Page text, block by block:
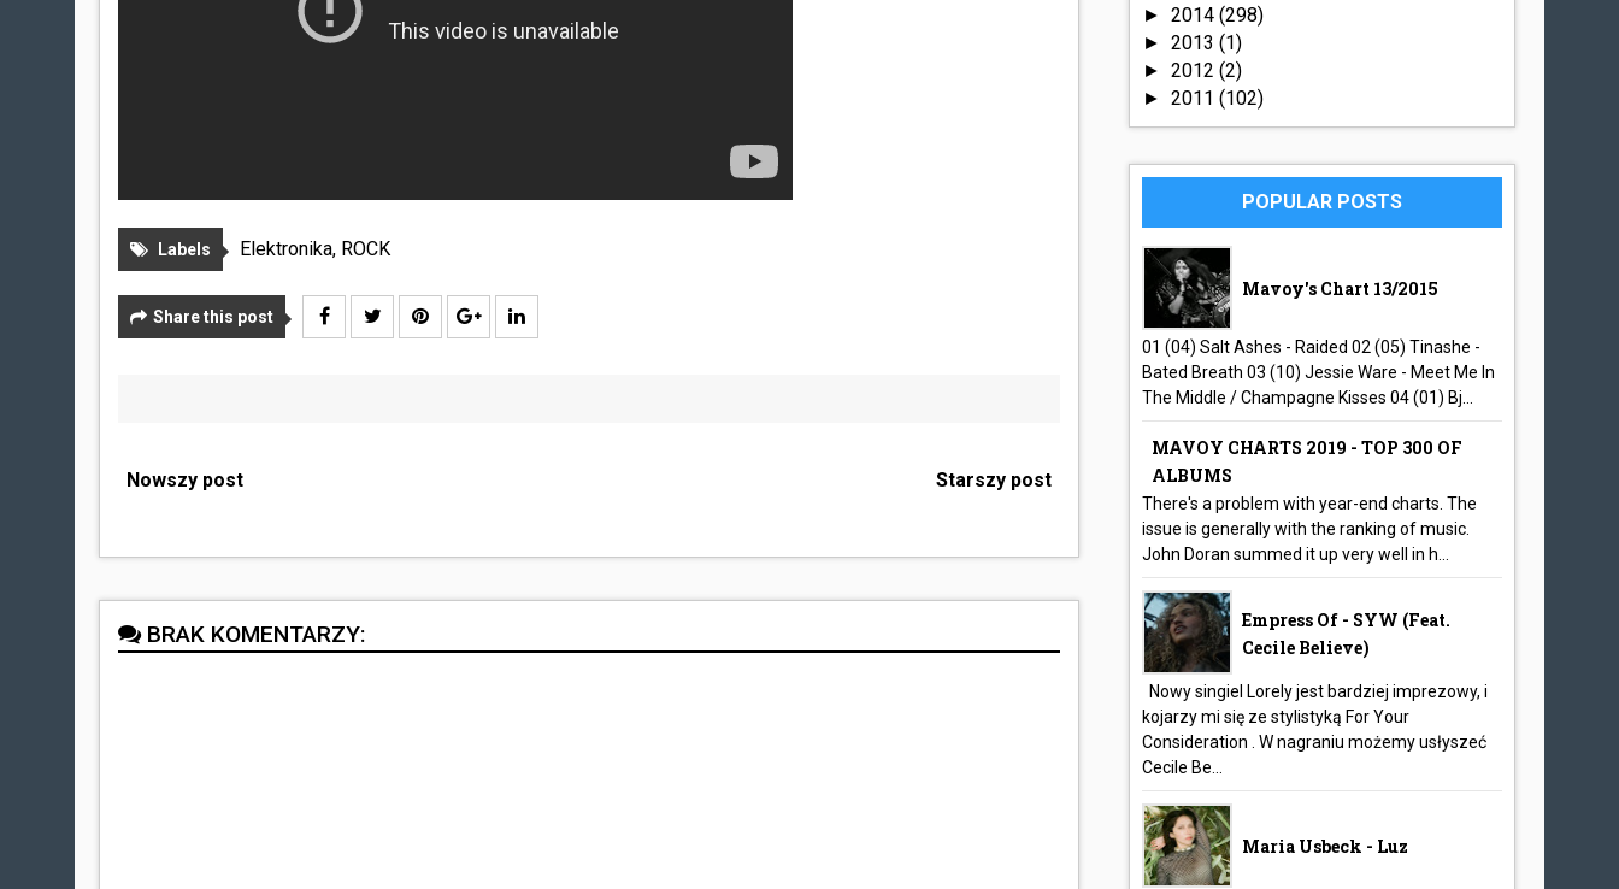
Labels Elektronika, ROCK
Share this post
Nowszy post Starszy post
BRAK KOMENTARZY:
►2014(298)
►2013(1)
►2012(2)
►2011(102)
POPULAR POSTS
Mavoy's Chart 13/2015
01 (04) Salt Ashes - Raided 02 (05) Tinashe -
Bated Breath 03 (10) Jessie Ware - Meet Me In
The Middle / Champagne Kisses 04 (01) Bj...
MAVOY CHARTS 2019 - TOP 300 OF
ALBUMS
There's a problem with year-end charts. The
issue is generally with the ranking of music.
John Doran summed it up very well in h...
Empress Of - SYW (feat.
Cecile Believe)
Nowy singiel Lorely jest bardziej imprezowy, i
kojarzy mi się ze stylistyką For Your
Consideration . W nagraniu możemy usłyszeć
Cecile Be...
Maria Usbeck - Luz